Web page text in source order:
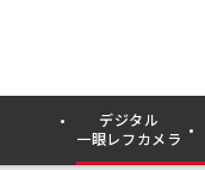
デジタル
一眼レフカメラ